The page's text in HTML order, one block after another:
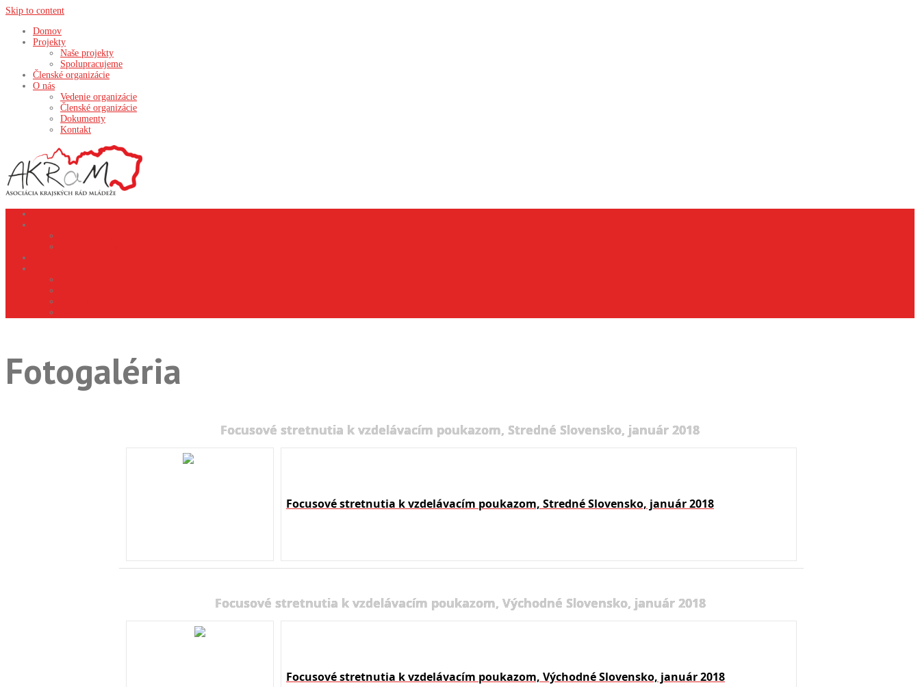
Skip to content
Domov
Projekty
Naše projekty
Spolupracujeme
Členské organizácie
O nás
Vedenie organizácie
Členské organizácie
Dokumenty
Kontakt
Fotogaléria
Focusové stretnutia k vzdelávacím poukazom, Stredné Slovensko, január 2018
Focusové stretnutia k vzdelávacím poukazom, Stredné Slovensko, január 2018
Focusové stretnutia k vzdelávacím poukazom, Východné Slovensko, január 2018
Focusové stretnutia k vzdelávacím poukazom, Východné Slovensko, január 2018